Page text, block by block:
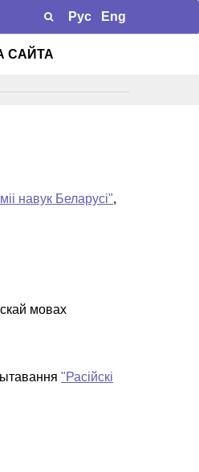
Рус Eng
САЙТА
навук Беларусі",
мовах
"Расійскі